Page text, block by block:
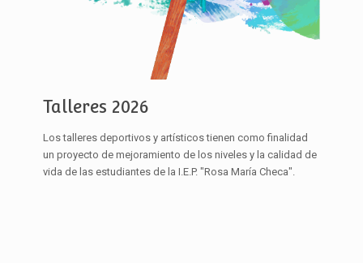
Talleres 2026
Los talleres deportivos y artísticos tienen como finalidad
un proyecto de mejoramiento de los niveles y la calidad de
vida de las estudiantes de la I.E.P. "Rosa María Checa".